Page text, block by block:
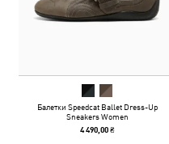
Балетки Speedcat Ballet Dress-Up
Sneakers Women
4 490,00 ₴